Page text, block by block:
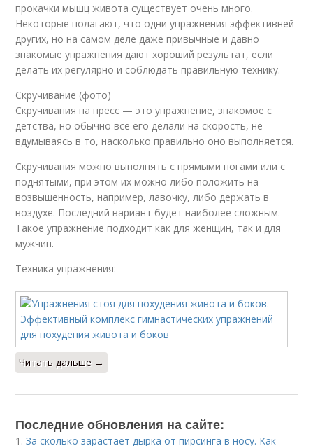
прокачки мышц живота существует очень много.
Некоторые полагают, что одни упражнения эффективней
других, но на самом деле даже привычные и давно
знакомые упражнения дают хороший результат, если
делать их регулярно и соблюдать правильную технику.
Скручивание (фото)
Скручивания на пресс — это упражнение, знакомое с
детства, но обычно все его делали на скорость, не
вдумываясь в то, насколько правильно оно выполняется.
Скручивания можно выполнять с прямыми ногами или с
поднятыми, при этом их можно либо положить на
возвышенность, например, лавочку, либо держать в
воздухе. Последний вариант будет наиболее сложным.
Такое упражнение подходит как для женщин, так и для
мужчин.
Техника упражнения:
Читать дальше →
Последние обновления на сайте:
1.За сколько зарастает дырка от пирсинга в носу. Как